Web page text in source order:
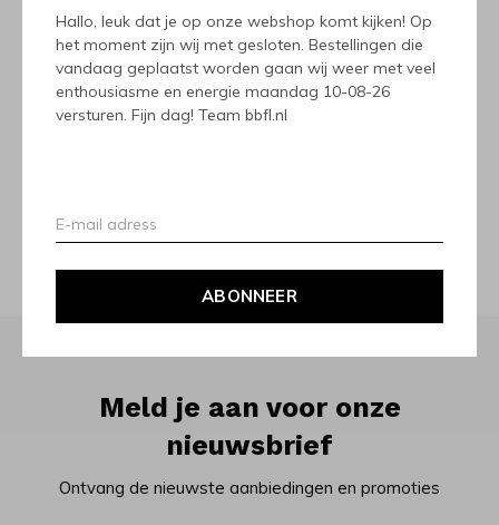
Hallo, leuk dat je op onze webshop komt kijken! Op
het moment zijn wij met gesloten. Bestellingen die
vandaag geplaatst worden gaan wij weer met veel
enthousiasme en energie maandag 10-08-26
versturen. Fijn dag! Team bbfl.nl
ABONNEER
€270,00 €110,00
Seen 6 of the 6 products
lamp waren ze het eerste bedrijf dat voor hun klanten de
Meld je aan voor onze
nieuwsbrief
Ontvang de nieuwste aanbiedingen en promoties